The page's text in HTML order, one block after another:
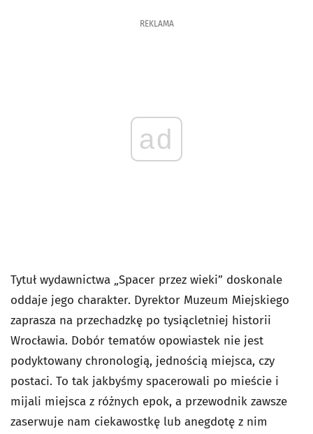
REKLAMA
ad
Tytuł wydawnictwa „Spacer przez wieki” doskonale
oddaje jego charakter. Dyrektor Muzeum Miejskiego
zaprasza na przechadzkę po tysiącletniej historii
Wrocławia. Dobór tematów opowiastek nie jest
podyktowany chronologią, jednością miejsca, czy
postaci. To tak jakbyśmy spacerowali po mieście i
mijali miejsca z różnych epok, a przewodnik zawsze
zaserwuje nam ciekawostkę lub anegdotę z nim